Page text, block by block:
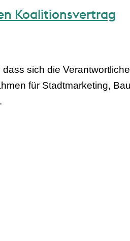
Koalitionsvertrag
sich die
für Stadtmarketing,